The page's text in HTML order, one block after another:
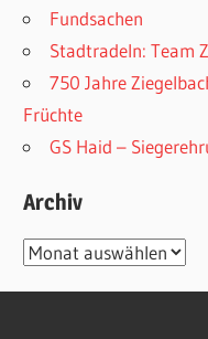
Fundsachen
Stadtradeln: Team
750 Jahre
Früchte
GS Haid –
Archiv
Archiv